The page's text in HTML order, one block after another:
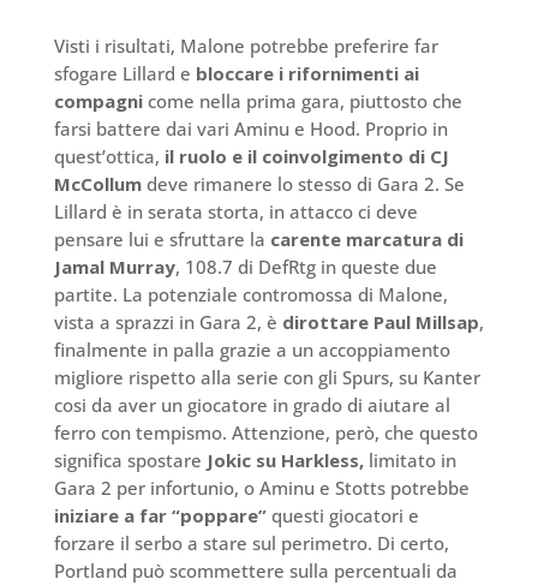
Visti i risultati, Malone potrebbe preferire far
sfogare Lillard e bloccare i rifornimenti ai
compagnicome nella prima gara, piuttosto che
farsi battere dai vari Aminu e Hood. Proprio in
quest’ottica, il ruolo e il coinvolgimento di CJ
McCollumdeve rimanere lo stesso di Gara 2. Se
Lillard è in serata storta, in attacco ci deve
pensare lui e sfruttare la carente marcatura di
Jamal Murray, 108.7 di DefRtg in queste due
partite. La potenziale contromossa di Malone,
vista a sprazzi in Gara 2, è dirottare Paul Millsap,
finalmente in palla grazie a un accoppiamento
migliore rispetto alla serie con gli Spurs, su Kanter
cosi da aver un giocatore in grado di aiutare al
ferro con tempismo. Attenzione, però, che questo
significa spostare Jokic su Harkless,limitato in
Gara 2 per infortunio, o Aminu e Stotts potrebbe
iniziare a far “poppare”questi giocatori e
forzare il serbo a stare sul perimetro. Di certo,
Portland può scommettere sulla percentuali da